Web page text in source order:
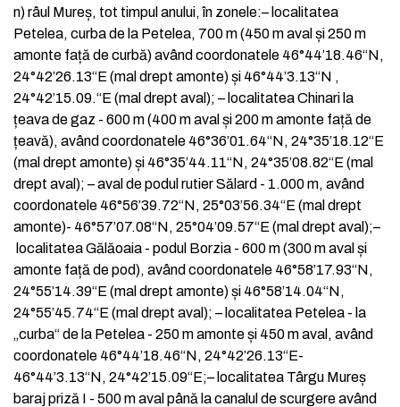
n)râul Mureș, tot timpul anului, în zonele:– localitatea
Petelea, curba de la Petelea, 700 m (450 m aval și 250 m
amonte față de curbă) având coordonatele 46°44’18.46“N,
24°42’26.13“E (mal drept amonte) și 46°44’3.13“N ,
24°42’15.09.“E (mal drept aval); – localitatea Chinari la
țeava de gaz - 600 m (400 m aval și 200 m amonte față de
țeavă), având coordonatele 46°36’01.64“N, 24°35’18.12“E
(mal drept amonte) și 46°35’44.11“N, 24°35’08.82“E (mal
drept aval); –aval de podul rutier Sălard - 1.000 m, având
coordonatele 46°56’39.72“N, 25°03’56.34“E (mal drept
amonte)- 46°57’07.08“N, 25°04’09.57“E (mal drept aval);–
localitatea Gălăoaia - podul Borzia - 600 m (300 m aval și
amonte față de pod), având coordonatele 46°58’17.93“N,
24°55’14.39“E (mal drept amonte) și 46°58’14.04“N,
24°55’45.74“E (mal drept aval); – localitatea Petelea - la
„curba“ de la Petelea - 250 m amonte și 450 m aval, având
coordonatele 46°44’18.46“N, 24°42’26.13“E-
46°44’3.13“N, 24°42’15.09“E;– localitatea Târgu Mureș
baraj priză I - 500 m aval până la canalul de scurgere având